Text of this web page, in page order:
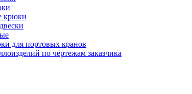
крюки
для портовых кранов
по чертежам заказчика